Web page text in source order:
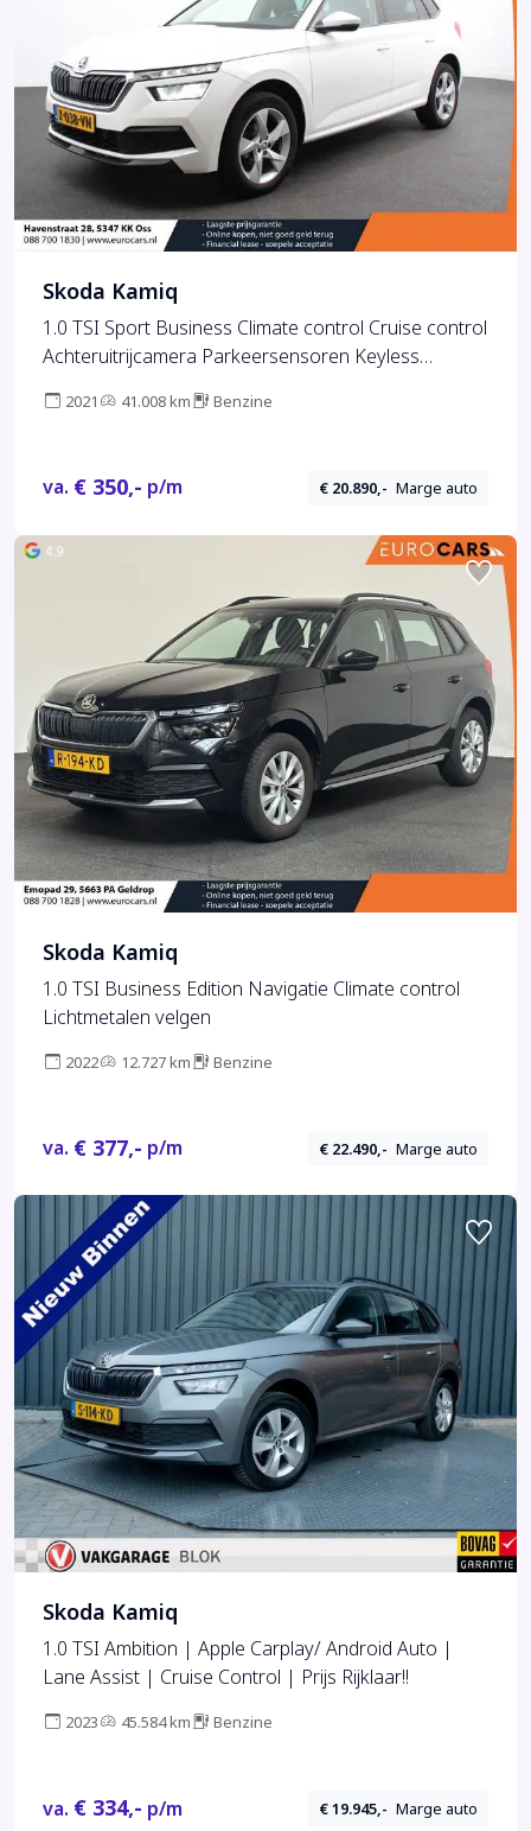
Skoda Kamiq
1.0 TSI Sport Business Climate control Cruise control
Achteruitrijcamera Parkeersensoren Keyless
velgen
2021 41.008 km Benzine
va. € 350,- p/m € 20.890,- Marge auto
Skoda Kamiq
1.0 TSI Business Edition Navigatie Climate control
Lichtmetalen velgen
2022 12.727 km Benzine
va. € 377,- p/m € 22.490,- Marge auto
Skoda Kamiq
1.0 TSI Ambition | Apple Carplay/ Android Auto |
Lane Assist | Cruise Control | Prijs Rijklaar!!
2023 45.584 km Benzine
va. € 334,- p/m € 19.945,- Marge auto